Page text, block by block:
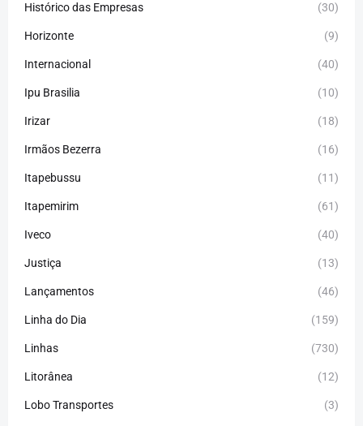
Histórico das Empresas (30)
Horizonte (9)
Internacional (40)
Ipu Brasilia (10)
Irizar (18)
Irmãos Bezerra (16)
Itapebussu (11)
Itapemirim (61)
Iveco (40)
Justiça (13)
Lançamentos (46)
Linha do Dia (159)
Linhas (730)
Litorânea (12)
Lobo Transportes (3)